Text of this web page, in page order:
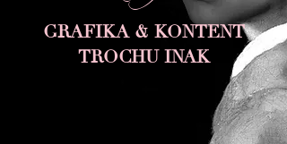
GRAFIKA & KONTENT
TROCHU INAK